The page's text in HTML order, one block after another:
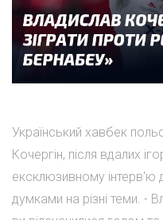
Український хавбек
Кочергін, після вдалих
ексклюзивному інтерв'ю
думками на різні теми. -